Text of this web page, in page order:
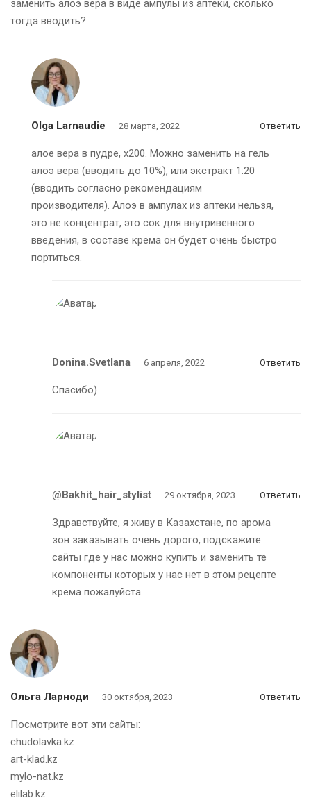
заменить алоэ вера в виде ампулы из аптеки, сколько
тогда вводить?
Olga Larnaudie 28 марта, 2022 Ответить
алое вера в пудре, х200. Можно заменить на гель
алоэ вера (вводить до 10%), или экстракт 1:20
(вводить согласно рекомендациям
производителя). Алоэ в ампулах из аптеки нельзя,
это не концентрат, это сок для внутривенного
введения, в составе крема он будет очень быстро
портиться.
Donina.svetlana 6 апреля, 2022 Ответить
Спасибо)
@bakhit_hair_stylist 29 октября, 2023 Ответить
Здравствуйте, я живу в Казахстане, по арома
зон заказывать очень дорого, подскажите
сайты где у нас можно купить и заменить те
компоненты которых у нас нет в этом рецепте
крема пожалуйста
Ольга Ларноди 30 октября, 2023 Ответить
Посмотрите вот эти сайты:
chudolavka.kz
art-klad.kz
mylo-nat.kz
elilab.kz